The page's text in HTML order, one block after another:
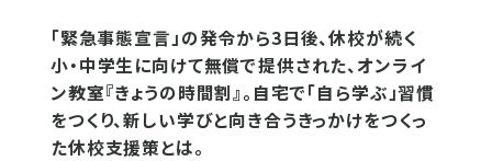
「緊急事態宣言」の発令から3日後、休校が続く
小・中学生に向けて無償で提供された、オンライ
ン教室『きょうの時間割』。自宅で「自ら学ぶ」習慣
をつくり、新しい学びと向き合うきっかけをつくっ
た休校支援策とは。